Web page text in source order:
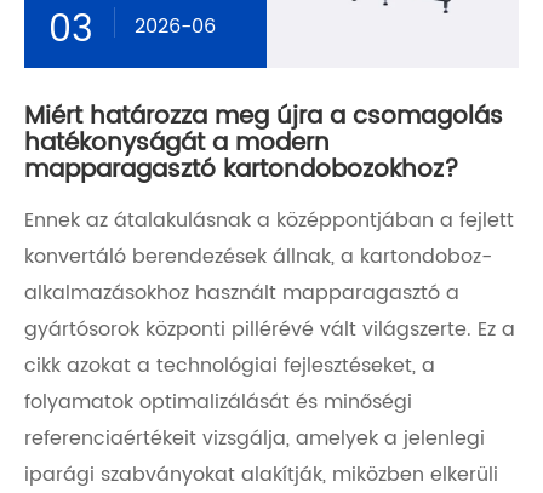
03 2026-06
Miért határozza meg újra a csomagolás
hatékonyságát a modern
mapparagasztó kartondobozokhoz?
Ennek az átalakulásnak a középpontjában a fejlett
konvertáló berendezések állnak, a kartondoboz-
alkalmazásokhoz használt mapparagasztó a
gyártósorok központi pillérévé vált világszerte. Ez a
cikk azokat a technológiai fejlesztéseket, a
folyamatok optimalizálását és minőségi
referenciaértékeit vizsgálja, amelyek a jelenlegi
iparági szabványokat alakítják, miközben elkerüli